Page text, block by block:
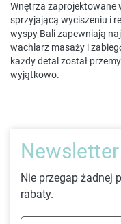
Wnętrza zaprojektowane
sprzyjającą wyciszeniu i
wyspy Bali zapewniają
wachlarz masaży i
każdy detal został
wyjątkowo.
Newsletter
Nie przegap żadnej
rabaty.